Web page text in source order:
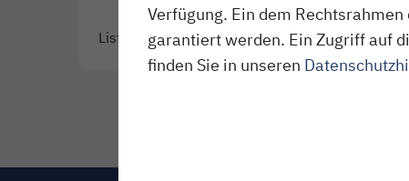
Liste ansehen- Download als PDF
Link öffnet in neuem Fenster
Verfügung. Ein dem
garantiert werden. Ein Zugriff auf
finden Sie in unseren